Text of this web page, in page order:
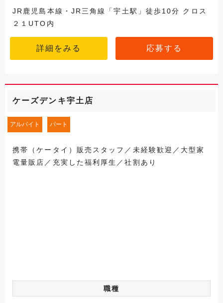
JR鹿児島本線・JR三角線「宇土駅」徒歩10分 クロス
２１UTO内
詳細をみる 応募する
ケーズデンキ宇土店
アルバイト パート
携帯（ケータイ）販売スタッフ／未経験歓迎／大型家
電量販店／充実した福利厚生／社割あり
職種